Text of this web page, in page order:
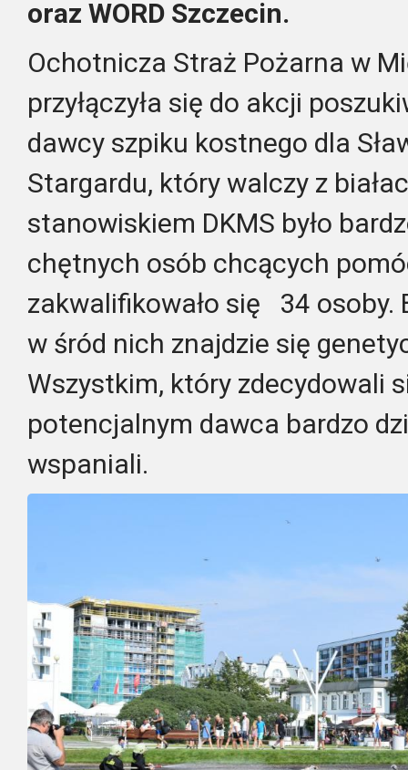
oraz WORD Szczecin.
Ochotnicza Straż Pożarna w
przyłączyła się do akcji
dawcy szpiku kostnego dla
Stargardu, który walczy z
stanowiskiem DKMS było
chętnych osób chcących
zakwalifikowało się 34 osoby.
w śród nich znajdzie się
Wszystkim, który zdecydowali
potencjalnym dawca bardzo
wspaniali.